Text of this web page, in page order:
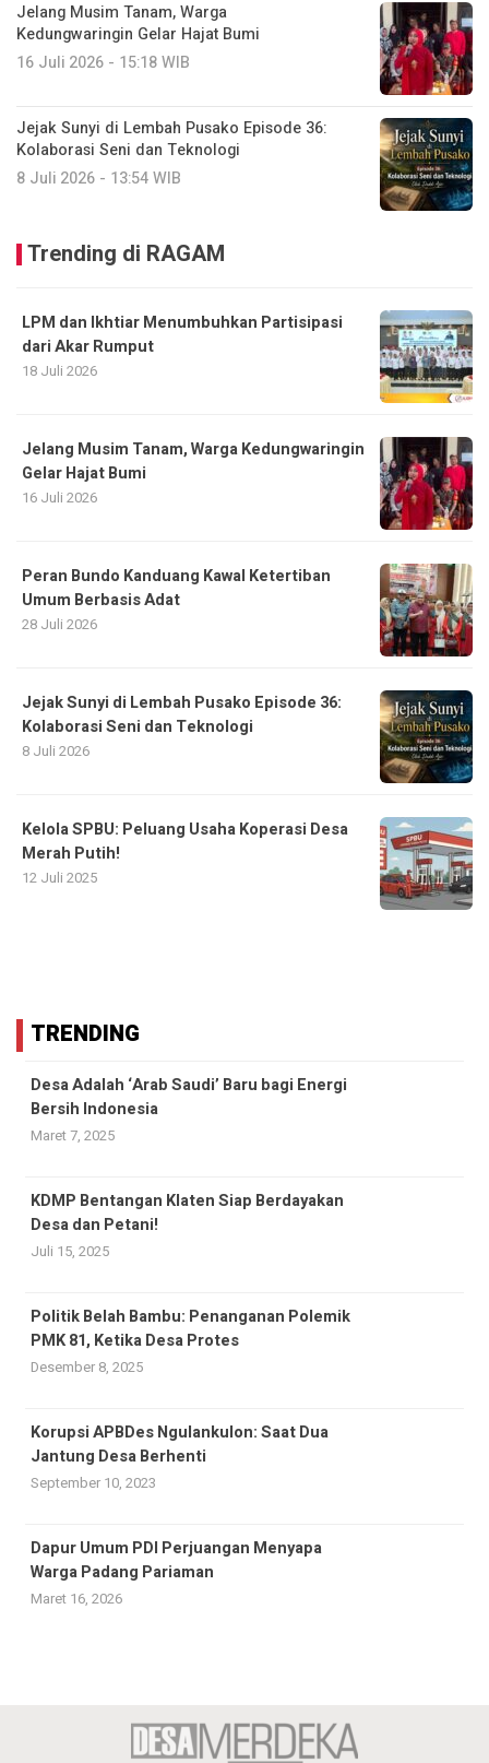
Jelang Musim Tanam, Warga
Kedungwaringin Gelar Hajat Bumi
16 Juli 2026 - 15:18 WIB
Jejak Sunyi di Lembah Pusako Episode 36:
Kolaborasi Seni dan Teknologi
8 Juli 2026 - 13:54 WIB
Trending di RAGAM
LPM dan Ikhtiar Menumbuhkan Partisipasi
dari Akar Rumput
18 Juli 2026
Jelang Musim Tanam, Warga Kedungwaringin
Gelar Hajat Bumi
16 Juli 2026
Peran Bundo Kanduang Kawal Ketertiban
Umum Berbasis Adat
28 Juli 2026
Jejak Sunyi di Lembah Pusako Episode 36:
Kolaborasi Seni dan Teknologi
8 Juli 2026
Kelola SPBU: Peluang Usaha Koperasi Desa
Merah Putih!
12 Juli 2025
TRENDING
Desa Adalah ‘Arab Saudi’ Baru bagi Energi
Bersih Indonesia
Maret 7, 2025
KDMP Bentangan Klaten Siap Berdayakan
Desa dan Petani!
Juli 15, 2025
Politik Belah Bambu: Penanganan Polemik
PMK 81, Ketika Desa Protes
Desember 8, 2025
Korupsi APBDes Ngulankulon: Saat Dua
Jantung Desa Berhenti
September 10, 2023
Dapur Umum PDI Perjuangan Menyapa
Warga Padang Pariaman
Maret 16, 2026